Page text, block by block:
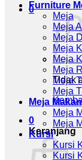
0
Tidak
0
Keranjang
Furniture
Meja
Meja
Meja
Meja
Meja
Meja
Meja
Meja
Meja Makan
Meja
Meja
Kursi
Kursi
Kursi